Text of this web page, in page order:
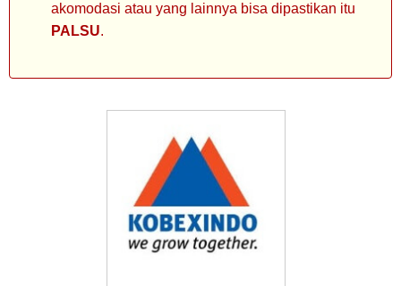
akomodasi atau yang lainnya bisa dipastikan itu
PALSU.